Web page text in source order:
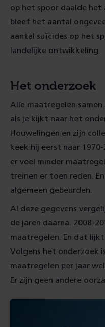
op het spoor daalde het
bleef het aantal
aantal suïcides op het
landelijke ontwikkeling.
Het onderzoek
Alle maatregelen
als je kijkt naar het
Houwelingen en zijn
keek hij eerst naar
er veel minder
treinen er toen reden.
algemeen gebeurden.
Al deze gegevens
de jaren daarna. 2008-
maatregelen. En dat lijkt
Volgens het onderzoek
maatregelen per jaar
Er zijn geen andere